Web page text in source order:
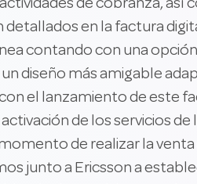
de cobranza, así
detallados en la factura
contando con una
diseño más amigable
el lanzamiento de este
de los servicios
de realizar la
junto a Ericsson a